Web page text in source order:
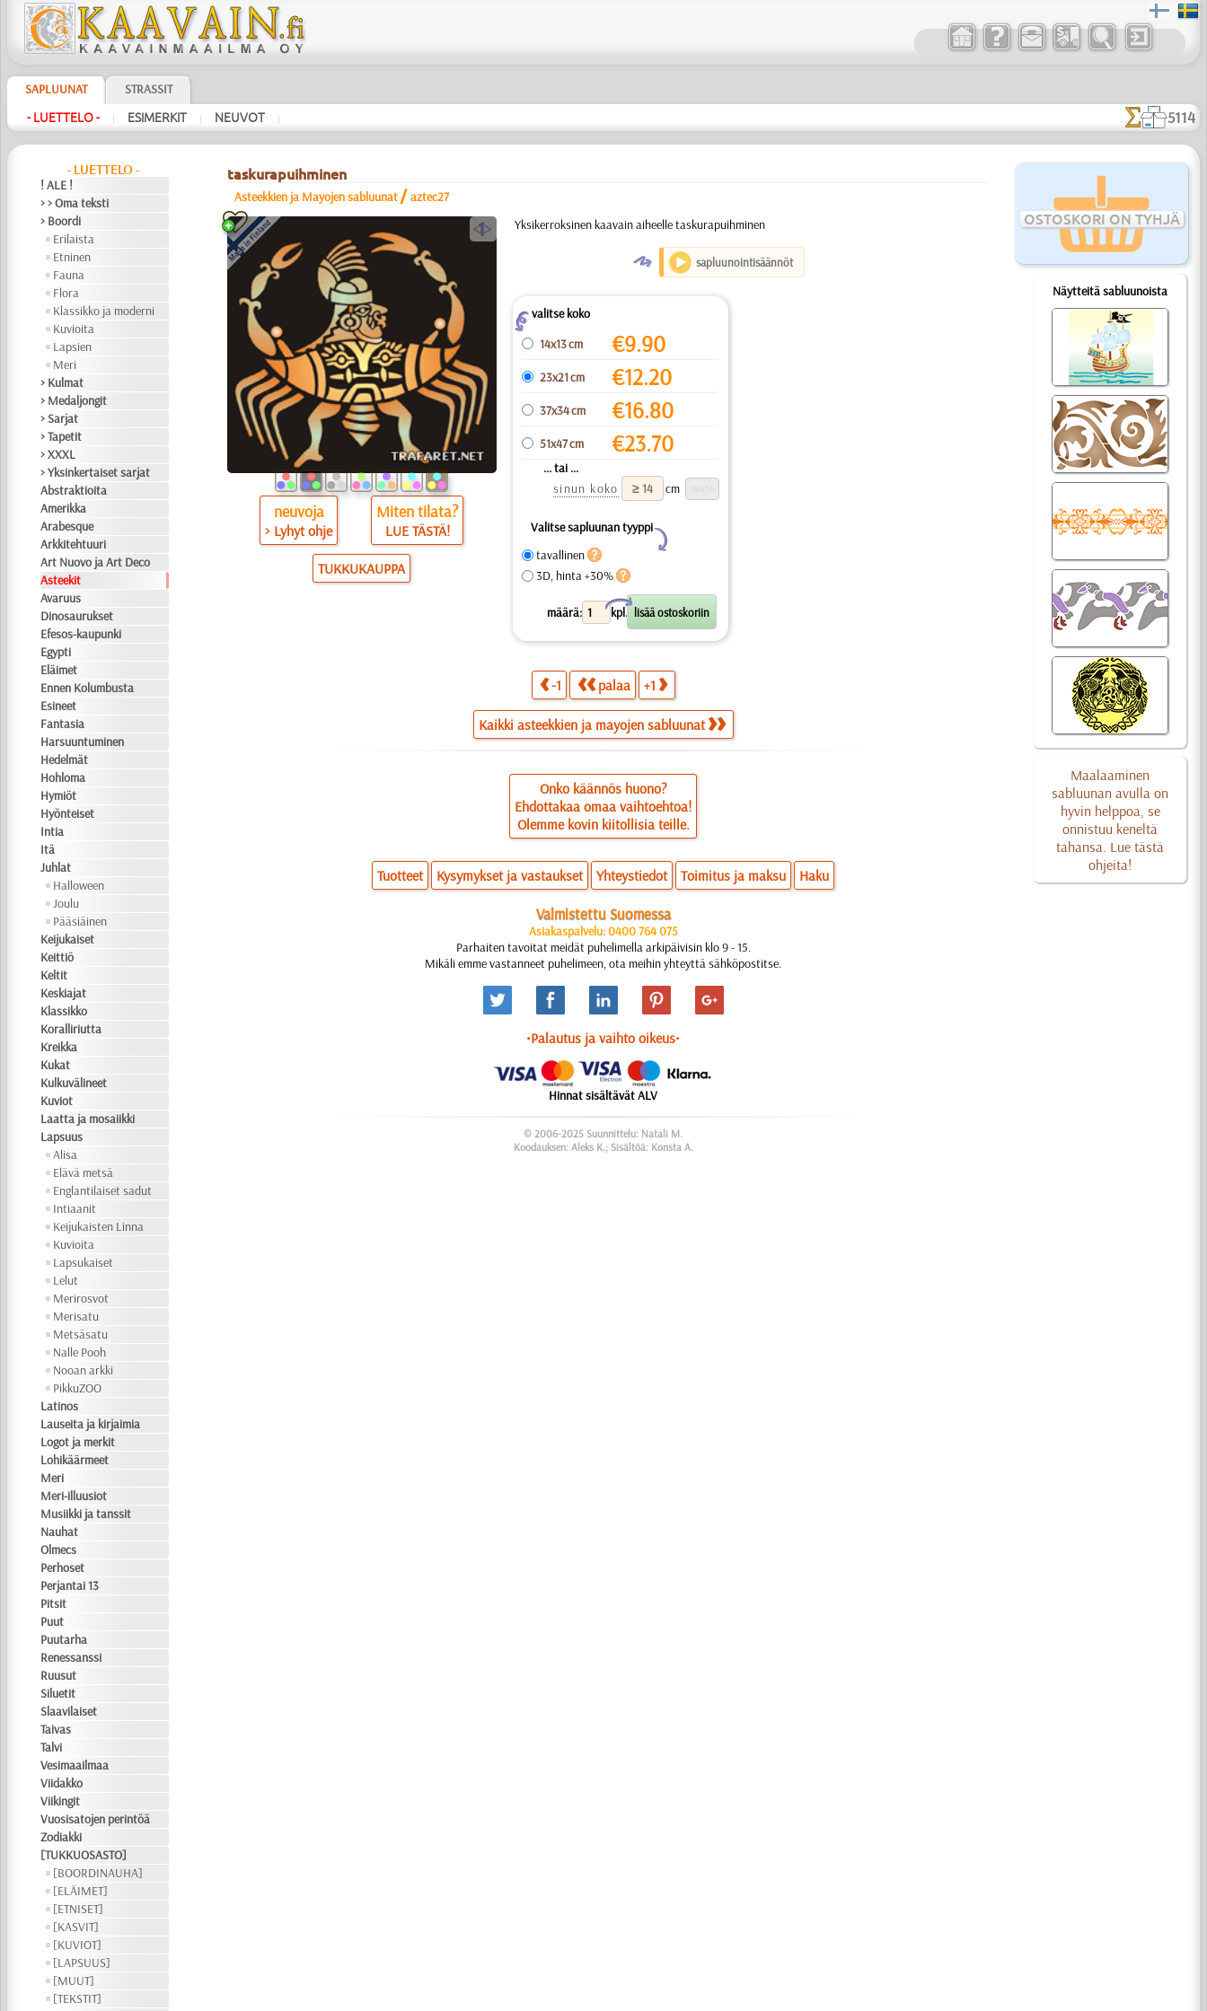
SAPLUUNAT STRASSIT
- LUETTELO - | ESIMERKIT | NEUVOT | 5114
- LUETTELO -
! ALE !
> > Oma teksti
> Boordi
Erilaista
Etninen
Fauna
Flora
Klassikko ja moderni
Kuvioita
Lapsien
Meri
> Kulmat
> Medaljongit
> Sarjat
> Tapetit
> XXXL
> Yksinkertaiset sarjat
Abstraktioita
Amerikka
Arabesque
Arkkitehtuuri
Art Nuovo ja Art Deco
Asteekit
Avaruus
Dinosaurukset
Efesos-kaupunki
Egypti
Eläimet
Ennen Kolumbusta
Esineet
Fantasia
Harsuuntuminen
Hedelmät
Hohloma
Hymiöt
Hyönteiset
Intia
Itä
Juhlat
Halloween
Joulu
Pääsiäinen
Keijukaiset
Keittiö
Keltit
Keskiajat
Klassikko
Koralliriutta
Kreikka
Kukat
Kulkuvälineet
Kuviot
Laatta ja mosaiikki
Lapsuus
Alisa
Elävä metsä
Englantilaiset sadut
Intiaanit
Keijukaisten Linna
Kuvioita
Lapsukaiset
Lelut
Merirosvot
Merisatu
Metsäsatu
Nalle Pooh
Nooan arkki
PikkuZOO
Latinos
Lauseita ja kirjaimia
Logot ja merkit
Lohikäärmeet
Meri
Meri-illuusiot
Musiikki ja tanssit
Nauhat
Olmecs
Perhoset
Perjantai 13
Pitsit
Puut
Puutarha
Renessanssi
Ruusut
Siluetit
Slaavilaiset
Taivas
Talvi
Vesimaailmaa
Viidakko
Viikingit
Vuosisatojen perintöä
Zodiakki
[TUKKUOSASTO]
[BOORDINAUHA]
[ELÄIMET]
[ETNISET]
[KASVIT]
[KUVIOT]
[LAPSUUS]
[MUUT]
[TEKSTIT]
OSTOSKORI ON TYHJÄ
Näytteitä sabluunoista
Maalaaminen
sabluunan avulla on
hyvin helppoa, se
onnistuu keneltä
tahansa. Lue tästä
ohjeita!
taskurapuihminen
Asteekkien ja Mayojen sabluunat /aztec27
a
neuvoja
> Lyhyt ohje
Miten tilata?
LUE TÄSTÄ!
TUKKUKAUPPA
Yksikerroksinen kaavain aiheelle taskurapuihminen
O sapluunointisäännöt
Zvalitse koko
14x13 cm
€9.90
23x21 cm €12.20
37x34 cm €16.80
51x47 cm €23.70
... tai ...
sinun koko
cm
Valitse sapluunan tyyppi
Y
tavallinen
3D, hinta +30%
määrä: kpl.
X
-1 palaa +1
Kaikki asteekkien ja mayojen sabluunat
Onko käännös huono?
Ehdottakaa omaa vaihtoehtoa!
Olemme kovin kiitollisia teille.
Tuotteet Kysymykset ja vastaukset Yhteystiedot Toimitus ja maksu Haku
Valmistettu Suomessa
Asiakaspalvelu: 0400 764 075
Parhaiten tavoitat meidät puhelimella arkipäivisin klo 9 - 15.
Mikäli emme vastanneet puhelimeen, ota meihin yhteyttä sähköpostitse.
•Palautus ja vaihto oikeus•
Hinnat sisältävät ALV
© 2006-2025 Suunnittelu: Natali M.
Koodauksen: Aleks K.; Sisältöä: Konsta A.